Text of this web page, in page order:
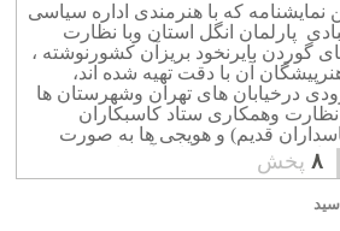
نمایشنامه که با هنرمندی اداره سیاسی
پارلمان انگل استان وبا نظارت
گوردن بایرنخود بریزآن کشورنوشته ،
آن با دقت تهیه شده اند،
درخیابان های تهران وشهرستان ها
نظارت وهمکاری ستاد کاسبکاران
قدیم) و هویجی ها به صورت
بروی صحنه خواهد آمد. اجراء
این نمایشنامه وبه ترتیب […]
۸ پخش